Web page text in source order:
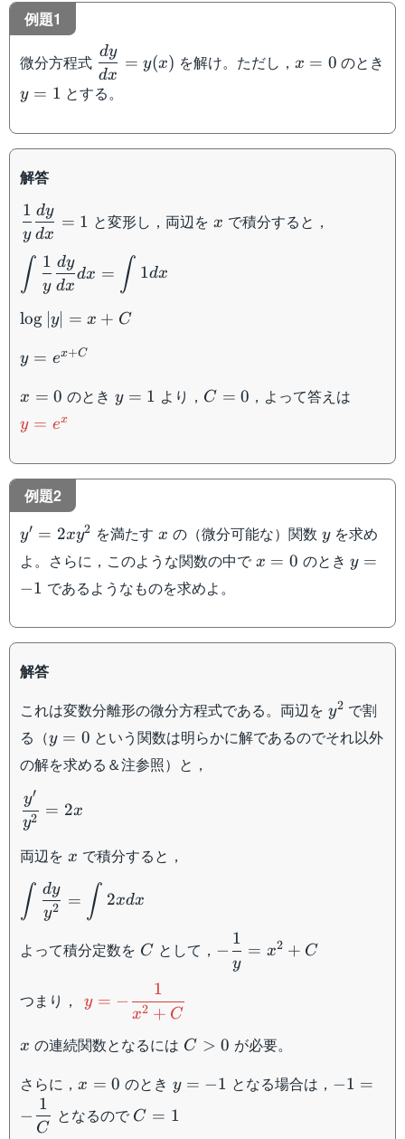
例題1
微分方程式 \dfrac{dy}
{dx}=y(x)
dx
dy
= y(x) を解け。ただし， x = 0 のとき
y=1
y = 1 とする。
解答
\dfrac{1}
{y}\dfrac{dy}
{dx}=1
y
1
dx
dy
= 1 と変形し，両辺を x で積分すると，
\displaystyle\int\dfrac{1}
{y}\dfrac{dy}
1dx
∫ y
1
dx
dy
dx = ∫ 1dx
\log
log y∣ = x + C
y=e^{x+C}
y = ex+C
x=0
x = 0 のとき y=1
y = 1 より， C=0
C = 0 ，よって答えは
y = ex
例題2
y'=2xy^2
y′ = 2xy2 を満たす x
x の（微分可能な）関数 y
yを求め
よ。さらに，このような関数の中で x=0
x = 0 のときy=-1
y =
−1 であるようなものを求めよ。
解答
これは変数分離形の微分方程式である。両辺を y^2
y2 で割
る（y=0
y = 0 という関数は明らかに解であるのでそれ以外
の解を求める＆注参照）と，
\dfrac{y'}
{y^2}=2x
y2
y′
= 2x
両辺を x
x で積分すると，
\displaystyle\int
\dfrac{dy}
2x dx
∫ y2
dy
= ∫ 2xdx
よって積分定数を C
C として，
-\dfrac{1}
{y}=x^2+C
−
y
1
= x2 + C
つまり，
\dfrac{1}
{x^2+C}
y = −
x2 + C
1
x
x の連続関数となるには C
0
C > 0 が必要。
さらに，x=0
x = 0 のとき y=-1
y = −1 となる場合は， -1=-
−1 =
−
C
1
となるので C=1
C = 1